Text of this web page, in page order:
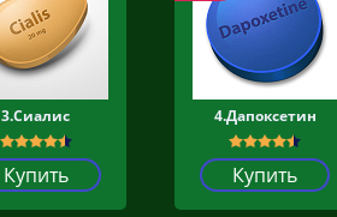
3.Сиалис
Купить
4.Дапоксетин
Купить